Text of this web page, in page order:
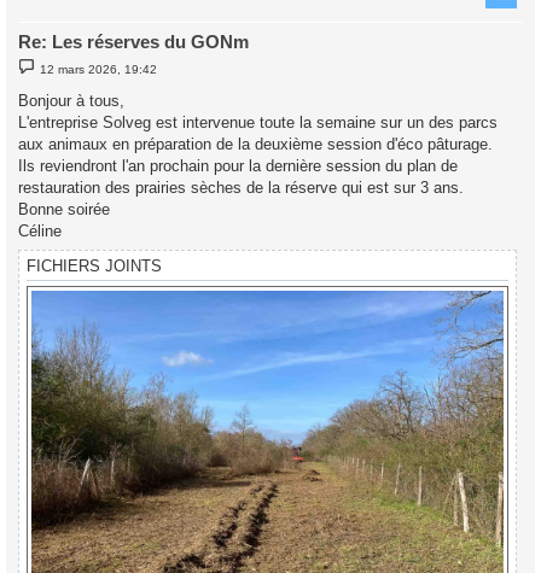
Re: Les réserves du GONm
M
e
s
a
e
12 mars 2026, 19:42
Bonjour à tous,
L'entreprise Solveg est intervenue toute la semaine sur un des parcs
aux animaux en préparation de la deuxième session d'éco pâturage.
Ils reviendront l'an prochain pour la dernière session du plan de
restauration des prairies sèches de la réserve qui est sur 3 ans.
Bonne soirée
Céline
FICHIERS JOINTS